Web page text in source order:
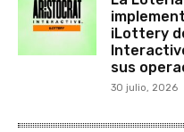
iLottery
sus
30 julio, 2026